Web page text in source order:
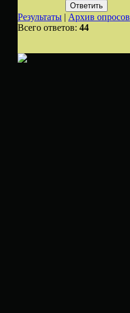
Результаты | Архив опросов
Всего ответов: 44